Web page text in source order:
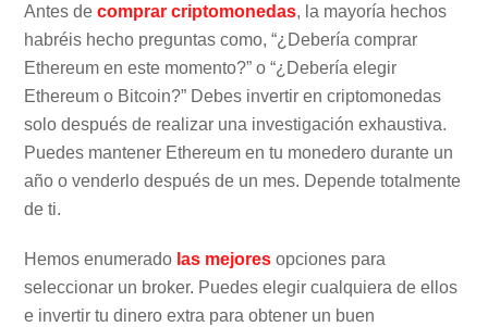
Antes decomprar criptomonedas, la mayoría hechos
habréis hecho preguntas como, “¿Debería comprar
Ethereum en este momento?” o “¿Debería elegir
Ethereum o Bitcoin?” Debes invertir en criptomonedas
solo después de realizar una investigación exhaustiva.
Puedes mantener Ethereum en tu monedero durante un
año o venderlo después de un mes. Depende totalmente
de ti.
Hemos enumerado las mejores opciones para
seleccionar un broker. Puedes elegir cualquiera de ellos
e invertir tu dinero extra para obtener un buen